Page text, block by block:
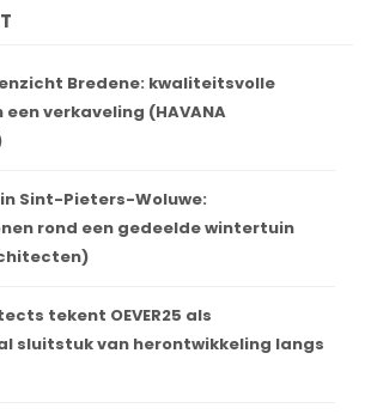
Bredene: kwaliteitsvolle
verkaveling (HAVANA
Sint-Pieters-Woluwe:
rond een gedeelde wintertuin
tekent OEVER25 als
sluitstuk van herontwikkeling langs